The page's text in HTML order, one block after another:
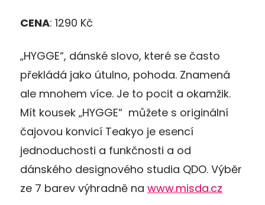
CENA: 1290 Kč
„HYGGE“, dánské slovo, které se často
překládá jako útulno, pohoda. Znamená
ale mnohem více. Je to pocit a okamžik.
Mít kousek „HYGGE“ můžete s originální
čajovou konvicí Teakyo je esencí
jednoduchosti a funkčnosti a od
dánského designového studia QDO. Výběr
ze 7 barev výhradně na www.misda.cz